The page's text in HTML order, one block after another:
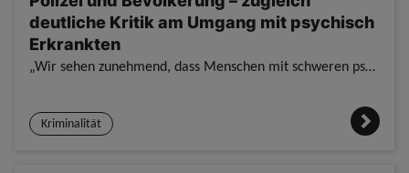
deutliche Kritik am Umgang mit psychisch
Erkrankten
„Wir sehen zunehmend, dass Menschen mit schweren psychischen Erkrankungen durch das Raster fallen“, so Nils Winter. „Unsere Kolleginnen und Kollegen treffen immer wieder auf dieselben Personen, führ
Kriminalität